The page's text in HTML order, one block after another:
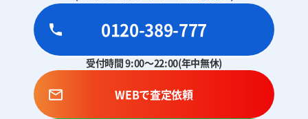
0120-389-777
受付時間 9:00～22:00(年中無休)
WEBで査定依頼